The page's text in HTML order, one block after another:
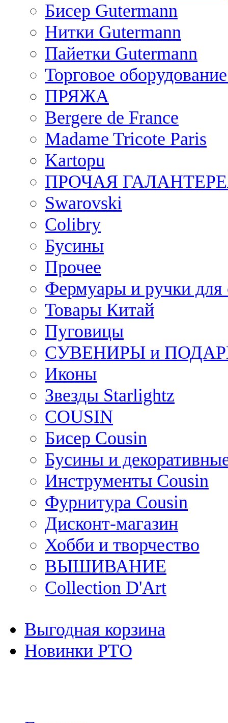
Бисер Gutermann
Нитки Gutermann
Пайетки Gutermann
Торговое
ПРЯЖА
Bergere de France
Madame Tricote Paris
Kartopu
ПРОЧАЯ
Swarovski
Colibry
Бусины
Прочее
Фермуары и ручки для
Товары Китай
Пуговицы
СУВЕНИРЫ и
Иконы
Звезды Starlightz
COUSIN
Бисер Cousin
Бусины и
Инструменты Cousin
Фурнитура Cousin
Дисконт-магазин
Хобби и творчество
ВЫШИВАНИЕ
Collection D'Art
Выгодная корзина
Новинки РТО